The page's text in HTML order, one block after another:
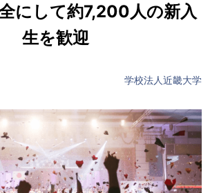
にして約7,200人の新入
生を歓迎
学校法人近畿大学